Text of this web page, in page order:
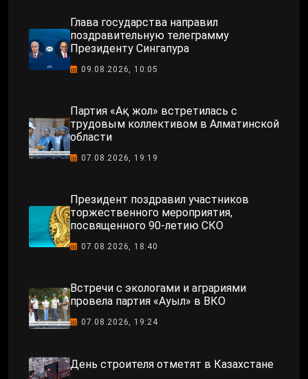
Глава государства направил
поздравительную телеграмму
Президенту Сингапура
09.08.2026, 10:05
Партия «Ақ жол» встретилась с
трудовым коллективом в Алматинской
области
07.08.2026, 19:19
Президент поздравил участников
торжественного мероприятия,
посвященного 90-летию СКО
07.08.2026, 18:40
Встречи с экологами и аграриями
провела партия «Ауыл» в ВКО
07.08.2026, 19:24
День строителя отметят в Казахстане